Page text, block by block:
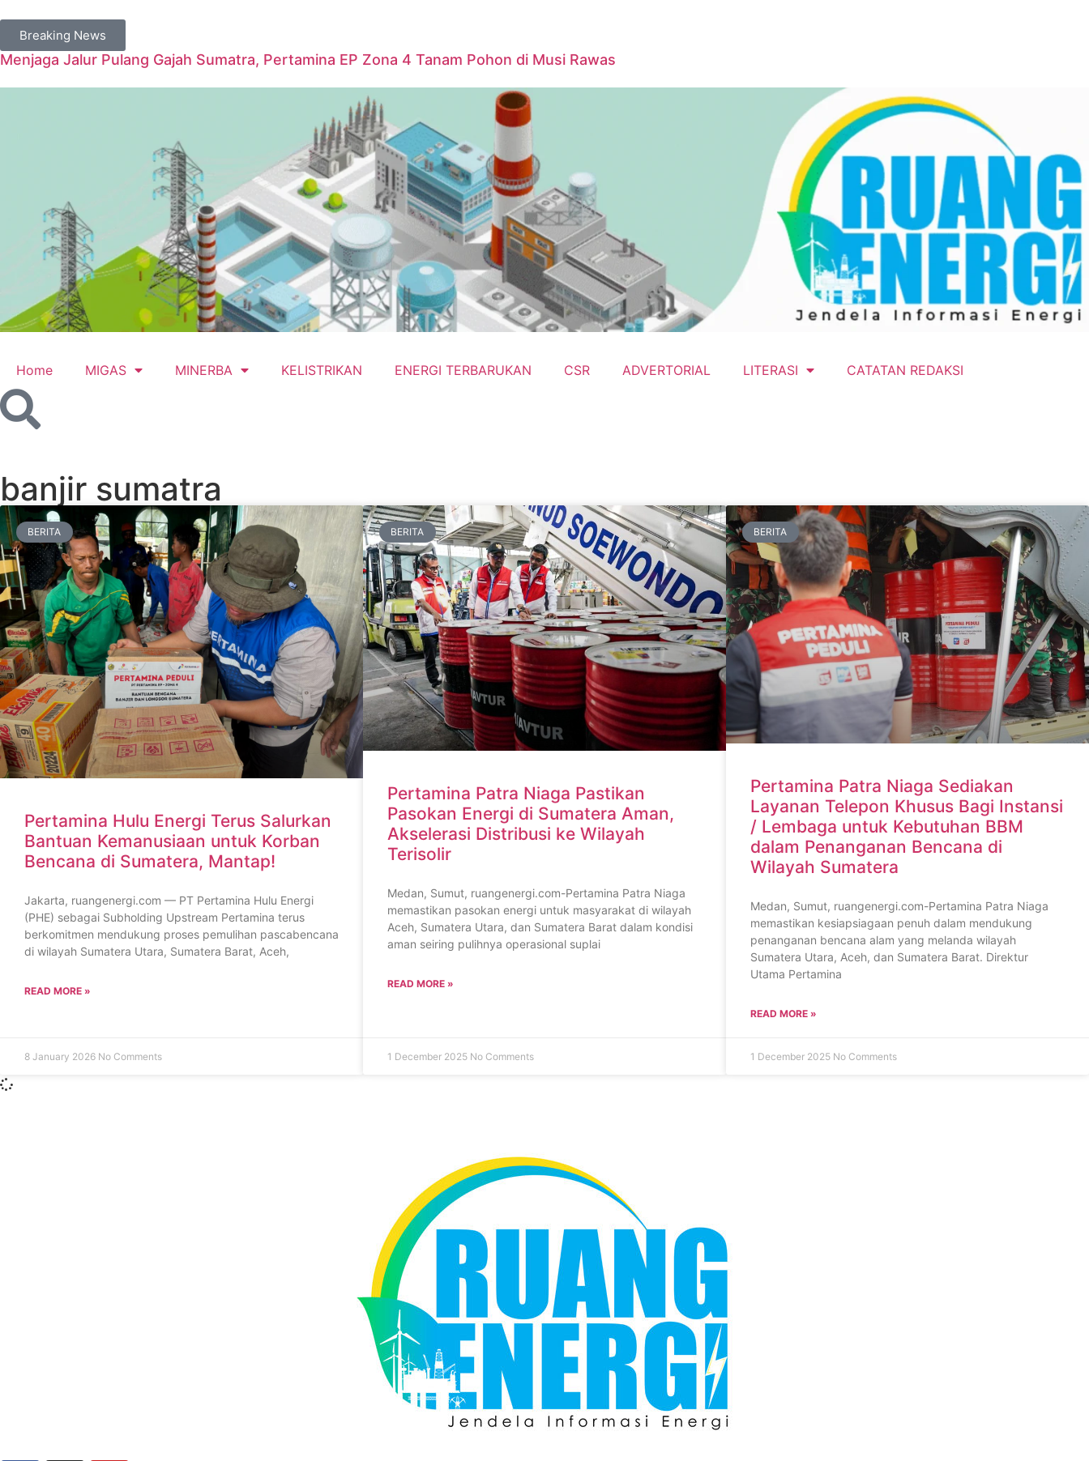
Breaking News
Menjaga Jalur Pulang Gajah Sumatra, Pertamina EP Zona 4 Tanam Pohon di Musi Rawas
Home MIGAS MINERBA KELISTRIKAN ENERGI TERBARUKAN CSR ADVERTORIAL LITERASI CATATAN REDAKSI
banjir sumatra
BERITA
Pertamina Hulu Energi Terus Salurkan
Bantuan Kemanusiaan untuk Korban
Bencana di Sumatera, Mantap!
Jakarta, ruangenergi.com — PT Pertamina Hulu Energi
(PHE) sebagai Subholding Upstream Pertamina terus
berkomitmen mendukung proses pemulihan pascabencana
di wilayah Sumatera Utara, Sumatera Barat, Aceh,
READ MORE »
8 January 2026 No Comments
BERITA
Pertamina Patra Niaga Pastikan
Pasokan Energi di Sumatera Aman,
Akselerasi Distribusi ke Wilayah
Terisolir
Medan, Sumut, ruangenergi.com-Pertamina Patra Niaga
memastikan pasokan energi untuk masyarakat di wilayah
Aceh, Sumatera Utara, dan Sumatera Barat dalam kondisi
aman seiring pulihnya operasional suplai
READ MORE »
1 December 2025 No Comments
BERITA
Pertamina Patra Niaga Sediakan
Layanan Telepon Khusus Bagi Instansi
/ Lembaga untuk Kebutuhan BBM
dalam Penanganan Bencana di
Wilayah Sumatera
Medan, Sumut, ruangenergi.com-Pertamina Patra Niaga
memastikan kesiapsiagaan penuh dalam mendukung
penanganan bencana alam yang melanda wilayah
Sumatera Utara, Aceh, dan Sumatera Barat. Direktur
Utama Pertamina
READ MORE »
1 December 2025 No Comments